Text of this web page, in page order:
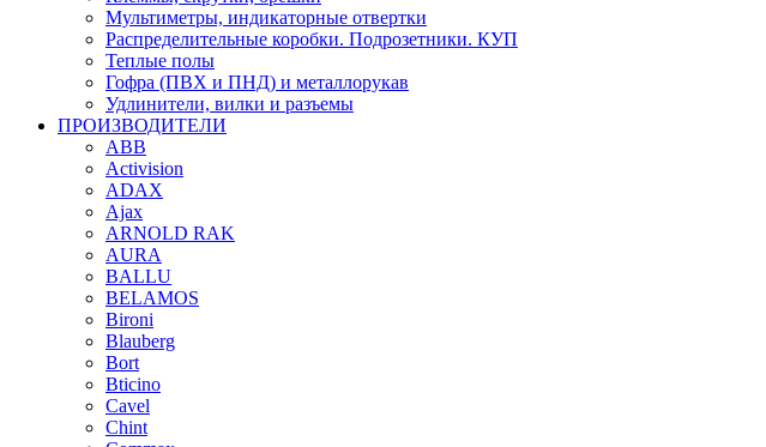
Мультиметры, индикаторные отвертки
Распределительные коробки. Подрозетники. КУП
Теплые полы
Гофра (ПВХ и ПНД) и металлорукав
Удлинители, вилки и разъемы
ПРОИЗВОДИТЕЛИ
ABB
Activision
ADAX
Ajax
ARNOLD RAK
AURA
BALLU
BELAMOS
Bironi
Blauberg
Bort
Bticino
Cavel
Chint